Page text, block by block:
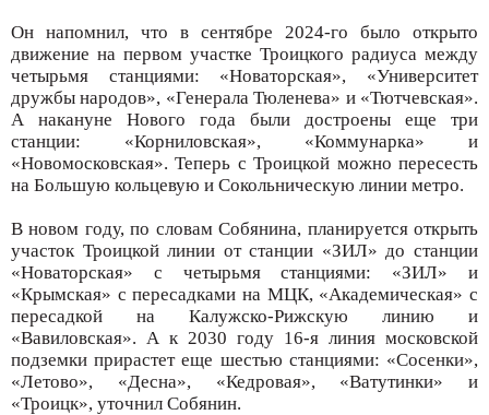
Он напомнил, что в сентябре 2024-го было открыто
движение на первом участке Троицкого радиуса между
четырьмя станциями: «Новаторская», «Университет
дружбы народов», «Генерала Тюленева» и «Тютчевская».
А накануне Нового года были достроены еще три
станции: «Корниловская», «Коммунарка» и
«Новомосковская». Теперь с Троицкой можно пересесть
на Большую кольцевую и Сокольническую линии метро.
В новом году, по словам Собянина, планируется открыть
участок Троицкой линии от станции «ЗИЛ» до станции
«Новаторская» с четырьмя станциями: «ЗИЛ» и
«Крымская» с пересадками на МЦК, «Академическая» с
пересадкой на Калужско-Рижскую линию и
«Вавиловская». А к 2030 году 16-я линия московской
подземки прирастет еще шестью станциями: «Сосенки»,
«Летово», «Десна», «Кедровая», «Ватутинки» и
«Троицк», уточнил Собянин.